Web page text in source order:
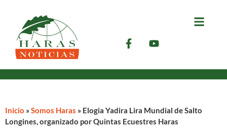
Inicio »Somos Haras » Elogia Yadira Lira Mundial de Salto
Longines, organizado por Quintas Ecuestres Haras